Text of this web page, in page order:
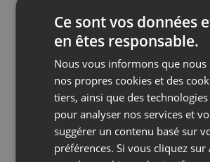
étudiants de s’impliquer plus
et de mieux s’en souvenir. Ce
l’esprit la cohérence, qui est
combine différents types
certaines règles pour
Vous pouvez le faire, entre
aux étudiants de répondre à un
questions de discussion ou en
Ce sont vos données
en êtes responsable.
Nous vous informons que
nos propres cookies et des
tiers, ainsi que des
pour analyser nos services et
suggérer un contenu basé sur
préférences. Si vous cliquez sur